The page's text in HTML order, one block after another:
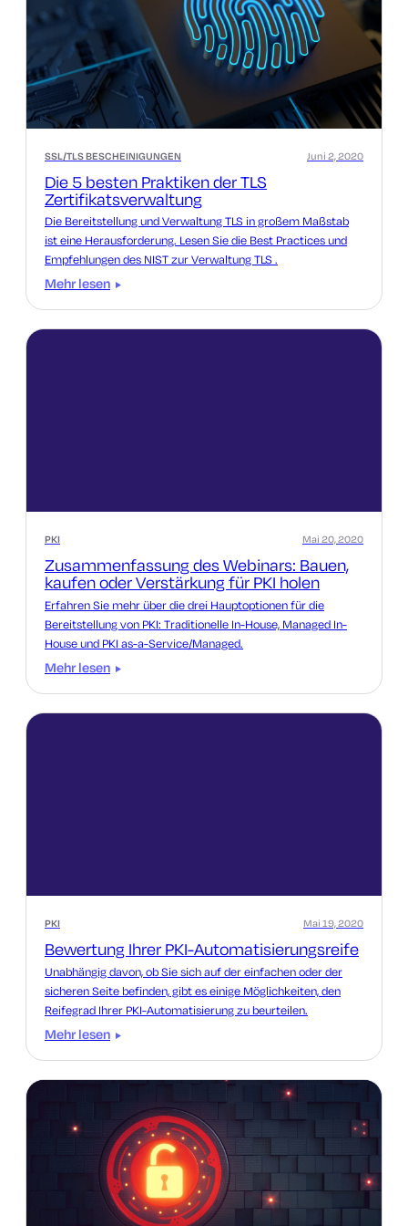
SSL/TLS BESCHEINIGUNGEN
Die 5 besten Praktiken der TLS
Zertifikatsverwaltung
Juni 2, 2020
Die Bereitstellung und Verwaltung TLS in großem Maßstab
ist eine Herausforderung. Lesen Sie die Best Practices und
Empfehlungen des NIST zur Verwaltung TLS .
Mehr lesen
PKI
Zusammenfassung des Webinars: Bauen,
kaufen oder Verstärkung für PKI holen
Mai 20, 2020
Erfahren Sie mehr über die drei Hauptoptionen für die
Bereitstellung von PKI: Traditionelle In-House, Managed In-
House und PKI as-a-Service/Managed.
Mehr lesen
PKI
Bewertung Ihrer PKI-Automatisierungsreife
Mai 19, 2020
Unabhängig davon, ob Sie sich auf der einfachen oder der
sicheren Seite befinden, gibt es einige Möglichkeiten, den
Reifegrad Ihrer PKI-Automatisierung zu beurteilen.
Mehr lesen